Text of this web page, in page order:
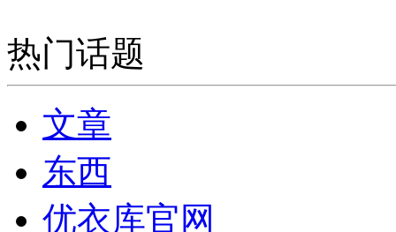
热门话题
文章
东西
优衣库官网